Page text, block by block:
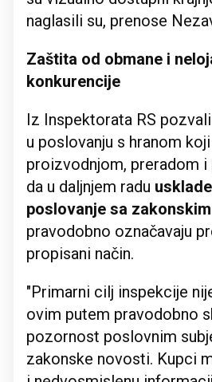
naglasili su, prenose
Zaštita od obmane i
konkurencije
Iz Inspektorata RS
u poslovanju s hranom
proizvodnjom, preradom
da u daljnjem radu
poslovanje sa
pravodobno označavaju
propisani način.
"Primarni cilj inspekcije
ovim putem pravodobno
pozornost poslovnim
zakonske novosti. Kupci